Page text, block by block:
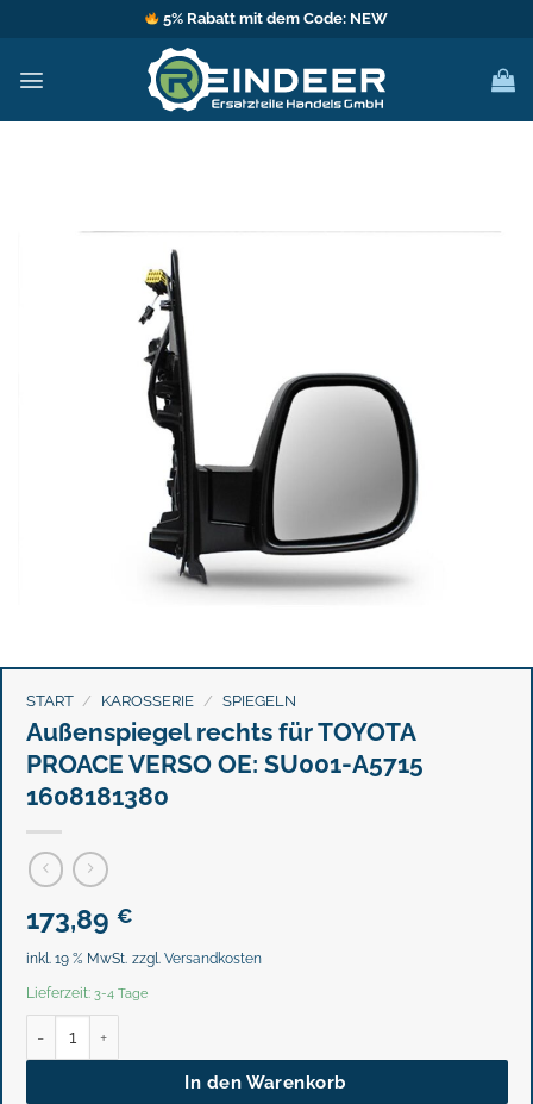
springen
5% Rabatt mit dem Code: NEW
START / KAROSSERIE / SPIEGELN
Außenspiegel rechts für TOYOTA
PROACE VERSO OE: SU001-A5715
1608181380
173,89 €
inkl. 19 % MwSt. zzgl. Versandkosten
Lieferzeit: 3-4 Tage
In den Warenkorb